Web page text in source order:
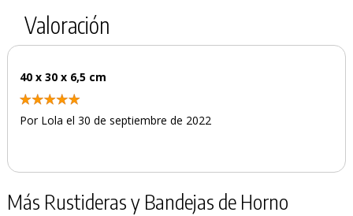
Valoración
40 x 30 x 6,5 cm
Por Lola el 30 de septiembre de 2022
Más Rustideras y Bandejas de Horno